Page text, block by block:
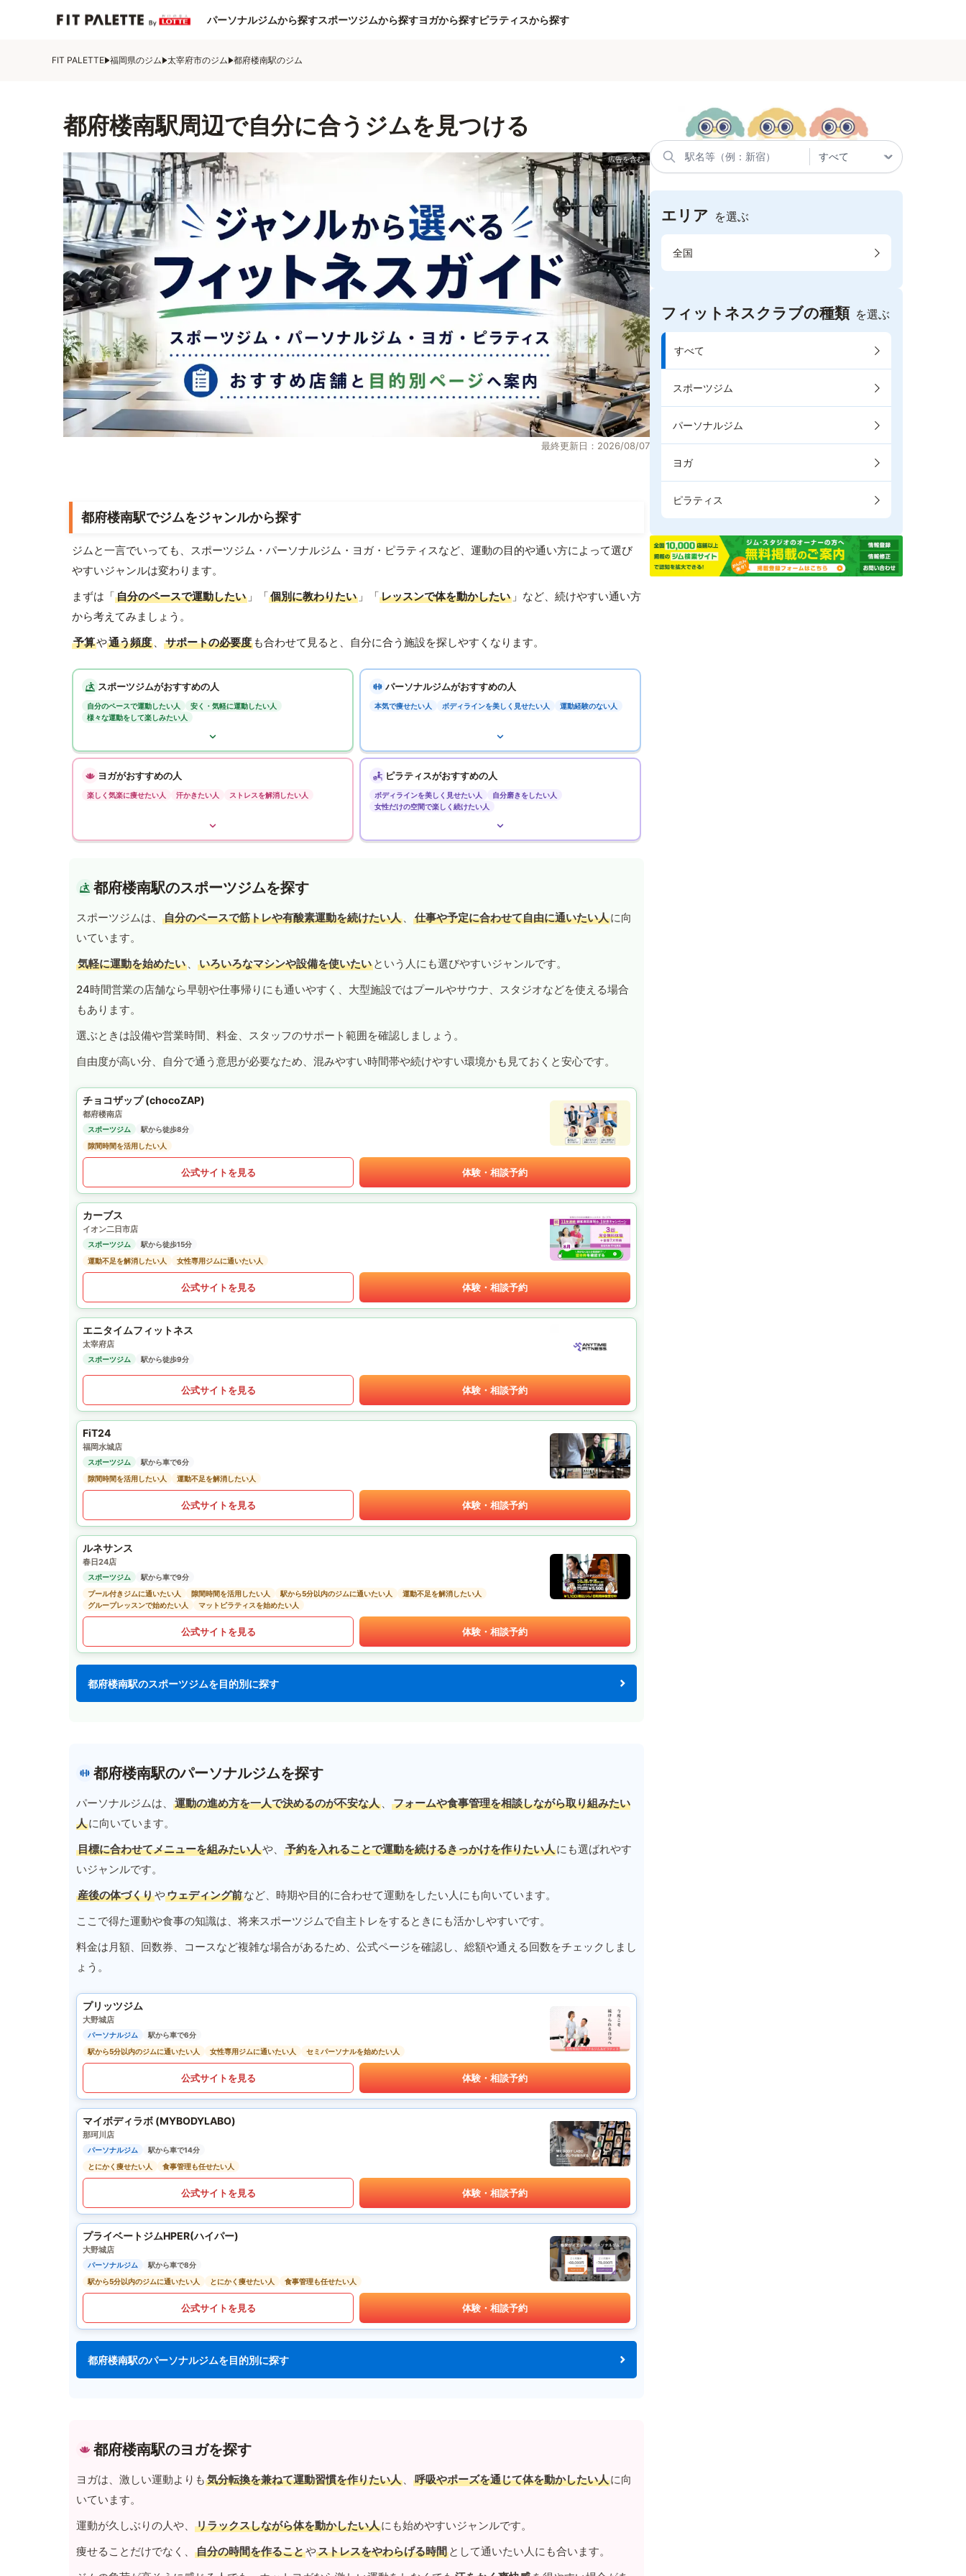
パーソナルジムから探すスポーツジムから探すヨガから探すピラティスから探す
FIT PALETTE 福岡県のジム 太宰府市のジム 都府楼南駅のジム
都府楼南駅周辺で自分に合うジムを見つける
最終更新日：2026/08/07
都府楼南駅でジムをジャンルから探す
ジムと一言でいっても、スポーツジム・パーソナルジム・ヨガ・ピラティスなど、運動の目的や通い方によって選び
やすいジャンルは変わります。
まずは「自分のペースで運動したい 」「個別に教わりたい 」「レッスンで体を動かしたい 」など、続けやすい通い方
から考えてみましょう。
予算や通う頻度 、 サポートの必要度 も合わせて見ると、自分に合う施設を探しやすくなります。
スポーツジムがおすすめの人
自分のペースで運動したい人
安く・気軽に運動したい人
様々な運動をして楽しみたい人
パーソナルジムがおすすめの人
本気で痩せたい人 ボディラインを美しく見せたい人 運動経験のない人
ヨガがおすすめの人
楽しく気楽に痩せたい人 汗かきたい人 ストレスを解消したい人
ピラティスがおすすめの人
ボディラインを美しく見せたい人
自分磨きをしたい人
女性だけの空間で楽しく続けたい人
都府楼南駅のスポーツジムを探す
スポーツジムは、 自分のペースで筋トレや有酸素運動を続けたい人 、 仕事や予定に合わせて自由に通いたい人に向
いています。
気軽に運動を始めたい 、 いろいろなマシンや設備を使いたい という人にも選びやすいジャンルです。
24時間営業の店舗なら早朝や仕事帰りにも通いやすく、大型施設ではプールやサウナ、スタジオなどを使える場合
もあります。
選ぶときは設備や営業時間、料金、スタッフのサポート範囲を確認しましょう。
自由度が高い分、自分で通う意思が必要なため、混みやすい時間帯や続けやすい環境かも見ておくと安心です。
チョコザップ (chocoZAP)
都府楼南店
スポーツジム
駅から徒歩8分
隙間時間を活用したい人
公式サイトを見る 体験・相談予約
カーブス
イオン二日市店
スポーツジム
駅から徒歩15分
運動不足を解消したい人
女性専用ジムに通いたい人
公式サイトを見る 体験・相談予約
エニタイムフィットネス
太宰府店
スポーツジム 駅から徒歩9分
公式サイトを見る 体験・相談予約
FiT24
福岡水城店
スポーツジム
駅から車で6分
隙間時間を活用したい人
運動不足を解消したい人
公式サイトを見る 体験・相談予約
ルネサンス
春日24店
スポーツジム
駅から車で9分
プール付きジムに通いたい人
隙間時間を活用したい人 駅から5分以内のジムに通いたい人
運動不足を解消したい人
グループレッスンで始めたい人
マットピラティスを始めたい人
公式サイトを見る 体験・相談予約
都府楼南駅のスポーツジムを目的別に探す
都府楼南駅のパーソナルジムを探す
パーソナルジムは、 運動の進め方を一人で決めるのが不安な人 、
フォームや食事管理を相談しながら取り組みたい
人に向いています。
目標に合わせてメニューを組みたい人や、 予約を入れることで運動を続けるきっかけを作りたい人にも選ばれやす
いジャンルです。
産後の体づくりやウェディング前など、時期や目的に合わせて運動をしたい人にも向いています。
ここで得た運動や食事の知識は、将来スポーツジムで自主トレをするときにも活かしやすいです。
料金は月額、回数券、コースなど複雑な場合があるため、公式ページを確認し、総額や通える回数をチェックしまし
ょう。
プリッツジム
大野城店
パーソナルジム
駅から車で6分
駅から5分以内のジムに通いたい人
女性専用ジムに通いたい人 セミパーソナルを始めたい人
公式サイトを見る 体験・相談予約
マイボディラボ (MYBODYLABO)
那珂川店
パーソナルジム
駅から車で14分
とにかく痩せたい人
食事管理も任せたい人
公式サイトを見る 体験・相談予約
プライベートジムHPER(ハイパー)
大野城店
パーソナルジム
駅から車で8分
駅から5分以内のジムに通いたい人
とにかく痩せたい人 食事管理も任せたい人
公式サイトを見る 体験・相談予約
都府楼南駅のパーソナルジムを目的別に探す
都府楼南駅のヨガを探す
ヨガは、激しい運動よりも 気分転換を兼ねて運動習慣を作りたい人 、 呼吸やポーズを通じて体を動かしたい人に向
いています。
運動が久しぶりの人や、
リラックスしながら体を動かしたい人にも始めやすいジャンルです。
痩せることだけでなく、
自分の時間を作ることやストレスをやわらげる時間 として通いたい人にも合います。
エリア を選ぶ
全国
フィットネスクラブの種類 を選ぶ
すべて
スポーツジム
パーソナルジム
ヨガ
ピラティス